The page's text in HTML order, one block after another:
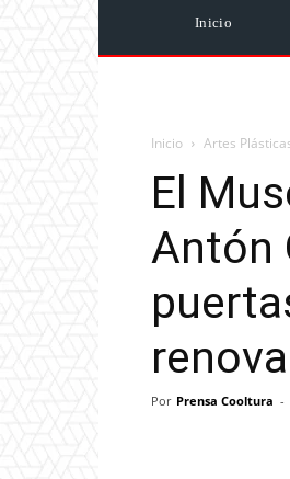
Inicio
Inicio Artes
El
Antón
Por Prensa Cooltura -